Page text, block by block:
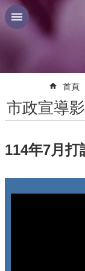
跳到主要內容區塊
首頁
市政宣導
114年7月打